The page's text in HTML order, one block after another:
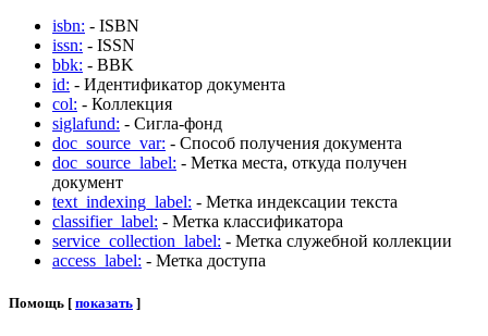
isbn: - ISBN
issn: - ISSN
bbk: - BBK
id: - Идентификатор документа
col: - Коллекция
siglafund: - Сигла-фонд
doc_source_var: - Способ получения документа
doc_source_label: - Метка места, откуда получен
документ
text_indexing_label: - Метка индексации текста
classifier_label: - Метка классификатора
service_collection_label: - Метка служебной коллекции
access_label: - Метка доступа
Помощь [ показать ]